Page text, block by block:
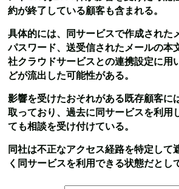
約が終了している顧客も含まれる。
具体的には、同サービスで作成された
パスワード、送受信されたメールの本
社クラウドサービスとの連携設定に用
どが流出した可能性がある。
影響を受けたおそれがある既存顧客に
取っており、過去に同サービスを利用
ても相談を受け付けている。
同社は不正なアクセス経路を特定して
く同サービスを利用できる状態だとし